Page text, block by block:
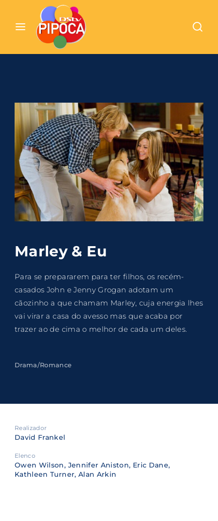
Marley & Eu
Para se prepararem para ter filhos, os recém-
casados John e Jenny Grogan adotam um
cãozinho a que chamam Marley, cuja energia lhes
vai virar a casa do avesso mas que acaba por
trazer ao de cima o melhor de cada um deles.
Drama/Romance
Realizador
David Frankel
Elenco
Owen Wilson, Jennifer Aniston, Eric Dane,
Kathleen Turner, Alan Arkin
Cinemundo – Onde O Cinema Acontece
Login
Password
SIGN IN
Remember Me
By signing in, you agree to